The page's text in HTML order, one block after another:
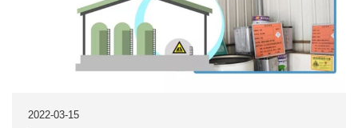
2022-03-15